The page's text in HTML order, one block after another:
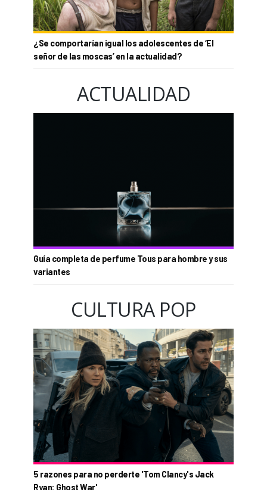
¿Se comportarían igual los adolescentes de ‘El
señor de las moscas’ en la actualidad?
ACTUALIDAD
Guía completa de perfume Tous para hombre y sus
variantes
CULTURA POP
5 razones para no perderte 'Tom Clancy's Jack
Ryan: Ghost War'